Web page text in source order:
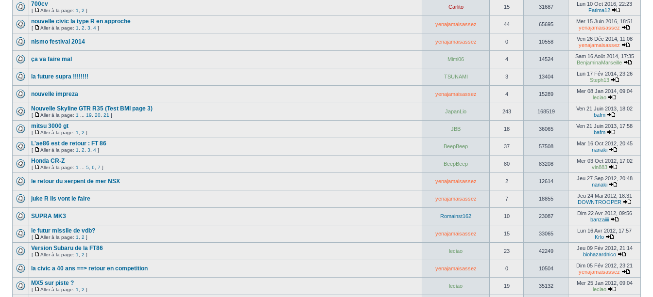
700cv
[ Aller à la page: 1 2 ]
Carlito 15 31687
Lun 10 Oct 2016, 22:23
Fatima12
nouvelle civic la type R en approche
[ Aller à la page: 1 2 3 4 ]
yenajamaisassez 44 65695
Mer 15 Juin 2016, 18:51
yenajamaisassez
nismo festival 2014 yenajamaisassez 0 10558
Ven 26 Déc 2014, 11:08
yenajamaisassez
ça va faire mal Mimi06 4 14524
Sam 16 Août 2014, 17:35
BenjaminaMarseille
la future supra !!!!!!!! TSUNAMI 3 13404
Lun 17 Fév 2014, 23:26
Steph13
nouvelle impreza yenajamaisassez 4 15289
Mer 08 Jan 2014, 09:04
leciao
Nouvelle Skyline GTR R35 (Test BMI page 3)
[ Aller à la page: 1 19 20 21 ]
JapanLio 243 168519
Ven 21 Juin 2013, 18:02
bafm
mitsu 3000 gt
[ Aller à la page: 1 2 ]
JBB 18 36065
Ven 21 Juin 2013, 17:58
bafm
L'ae86 est de retour : FT 86
[ Aller à la page: 1 2 3 4 ]
BeepBeep 37 57508
Mar 16 Oct 2012, 20:45
nanaki
Honda CR-Z
[ Aller à la page: 1 5 6 7 ]
BeepBeep 80 83208
Mer 03 Oct 2012, 17:02
vin883
le retour du serpent de mer NSX yenajamaisassez 2 12614
Jeu 27 Sep 2012, 20:48
nanaki
juke R ils vont le faire yenajamaisassez 7 18855
Jeu 24 Mai 2012, 18:31
DOWNTROOPER
SUPRA MK3 Romainst162 10 23087
Dim 22 Avr 2012, 09:56
banzaiiii
le futur missile de vdb?
[ Aller à la page: 1 2 ]
yenajamaisassez 15 33065
Lun 16 Avr 2012, 17:57
Krlo
Version Subaru de la FT86
[ Aller à la page: 1 2 ]
leciao 23 42249
Jeu 09 Fév 2012, 21:14
biohazardnico
la civic a 40 ans ==> retour en competition yenajamaisassez 0 10504
Dim 05 Fév 2012, 23:21
yenajamaisassez
MX5 sur piste ?
[ Aller à la page: 1 2 ]
leciao 19 35132
Mer 25 Jan 2012, 09:04
leciao